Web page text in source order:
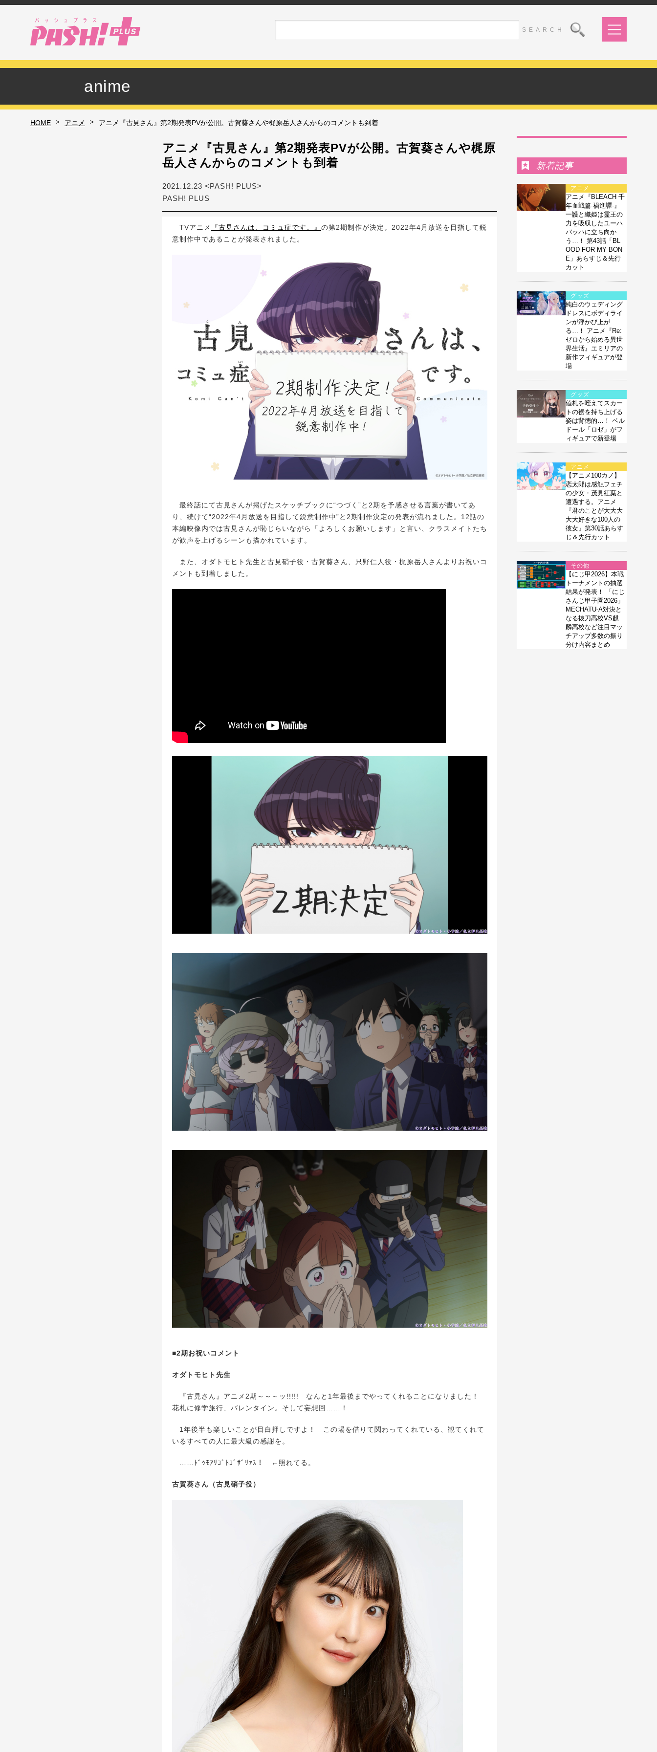
anime
HOME > アニメ > アニメ『古見さん』第2期発表PVが公開。古賀葵さんや梶原岳人さんからのコメントも到着
アニメ『古見さん』第2期発表PVが公開。古賀葵さんや梶原
岳人さんからのコメントも到着
2021.12.23 <PASH! PLUS>
PASH! PLUS
TVアニメ 『古見さんは、コミュ症です。』 の第2期制作が決定。2022年4月放送を目指して鋭
意制作中であることが発表されました。
最終話にて古見さんが掲げたスケッチブックに“つづく”と2期を予感させる言葉が書いてあ
り、続けて“2022年4月放送を目指して鋭意制作中”と2期制作決定の発表が流れました。12話の
本編映像内では古見さんが恥じらいながら「よろしくお願いします」と言い、クラスメイトたち
が歓声を上げるシーンも描かれています。
また、オダトモヒト先生と古見硝子役・古賀葵さん、只野仁人役・梶原岳人さんよりお祝いコ
メントも到着しました。
■2期お祝いコメント
オダトモヒト先生
『古見さん』アニメ2期～～～ッ!!!!! なんと1年最後までやってくれることになりました！
花札に修学旅行、バレンタイン。そして妄想回……！
1年後半も楽しいことが目白押しですよ！ この場を借りて関わってくれている、観てくれて
いるすべての人に最大級の感謝を。
……ﾄﾞｩﾓｱﾘｺﾞﾄｺﾞｻﾞﾘｧｽ！ ←照れてる。
古賀葵さん（古見硝子役）
新着記事
アニメ
アニメ『BLEACH 千
年血戦篇-禍進譚-』
一護と織姫は霊王の
力を吸収したユーハ
バッハに立ち向か
う…！ 第43話「BL
OOD FOR MY BON
E」あらすじ＆先行
カット
グッズ
純白のウェディング
ドレスにボディライ
ンが浮かび上が
る…！ アニメ『Re:
ゼロから始める異世
界生活』エミリアの
新作フィギュアが登
場
グッズ
値札を咥えてスカー
トの裾を持ち上げる
姿は背徳的…！ ベル
ドール「ロゼ」がフ
ィギュアで新登場
アニメ
【アニメ100カノ】
恋太郎は感触フェチ
の少女・茂見紅葉と
遭遇する。アニメ
『君のことが大大大
大大好きな100人の
彼女』第30話あらす
じ＆先行カット
その他
【にじ甲2026】本戦
トーナメントの抽選
結果が発表！ 「にじ
さんじ甲子園2026」
MECHATU-A対決と
なる抜刀高校VS麒
麟高校など注目マッ
チアップ多数の振り
分け内容まとめ